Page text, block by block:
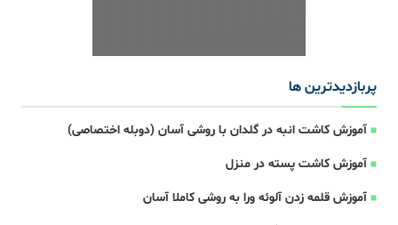
پربازدیدترین ها
آموزش کاشت انبه در گلدان با روشی آسان (دوبله اختصاصی)
آموزش کاشت پسته در منزل
آموزش قلمه زدن آلوئه ورا به روشی کاملا آسان